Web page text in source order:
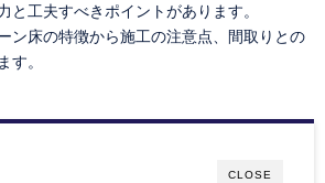
と工夫すべきポイントがあります。
ン床の特徴から施工の注意点、間取りとの
す。
CLOSE